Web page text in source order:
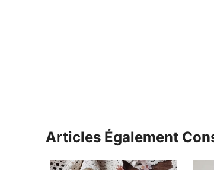
Articles Également